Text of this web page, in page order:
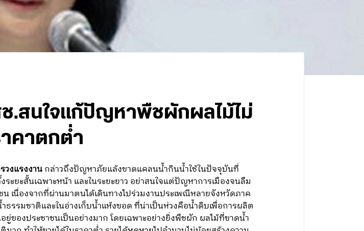
.สนใจแก้ปัญหาพืชผักผลไม้ไม่
คาตกต่ำ
วงแรงงานกล่าวถึงปัญหาภัยแล้งขาดแคลนน้ำกินน้ำใช้ในปัจจุบันที่
ะยะสั้นเฉพาะหน้า และในระยะยาว อย่าสนใจแต่ปัญหาการเมืองจนลืม
เนื่องจากที่ผ่านมาตนได้เดินทางไปร่วมงานประเพณีหลายจังหวัดภาค
รรมชาติและในอ่างเก็บน้ำแห้งขอด ที่น่าเป็นห่วงคือน้ำดิบเพื่อการผลิต
ของประชาชนเป็นอย่างมาก โดยเฉพาะอย่างยิ่งพืชผัก ผลไม้ที่ขาดน้ำ